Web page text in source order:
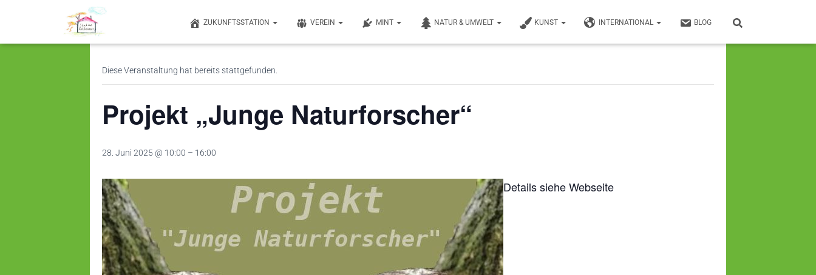
ZUKUNFTSSTATION VEREIN MINT NATUR & UMWELT KUNST INTERNATIONAL BLOG
« Alle Veranstaltungen
Diese Veranstaltung hat bereits stattgefunden.
Projekt „Junge Naturforscher“
28. Juni 2025 @ 10:00 – 16:00
Details siehe Webseite